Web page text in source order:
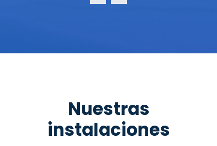
Nuestras
instalaciones